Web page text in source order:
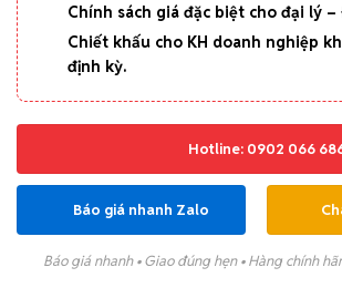
Chính sách giá đặc biệt cho đại lý
Chiết khấu cho KH doanh nghiệp
định kỳ.
Hotline: 0902 066
Báo giá nhanh Zalo
Báo giá nhanh • Giao đúng hẹn • Hàng chính